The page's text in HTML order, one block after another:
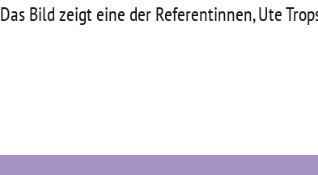
Bild zeigt eine der Referentinnen, Ute